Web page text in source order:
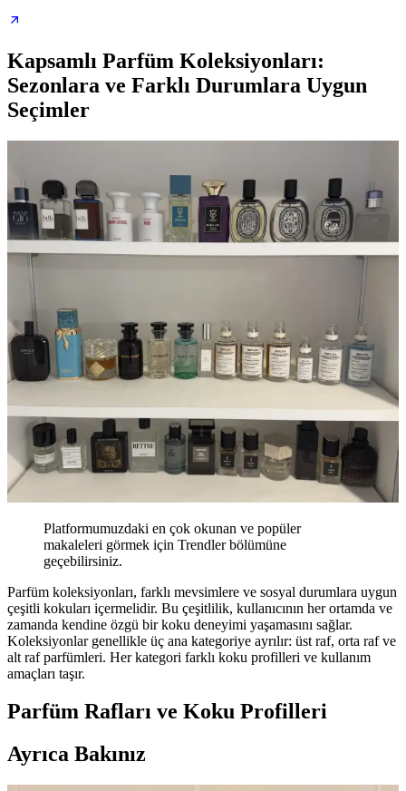
Kapsamlı Parfüm Koleksiyonları:
Sezonlara ve Farklı Durumlara Uygun
Seçimler
Platformumuzdaki en çok okunan ve popüler
makaleleri görmek için Trendler bölümüne
geçebilirsiniz.
Parfüm koleksiyonları, farklı mevsimlere ve sosyal durumlara uygun
çeşitli kokuları içermelidir. Bu çeşitlilik, kullanıcının her ortamda ve
zamanda kendine özgü bir koku deneyimi yaşamasını sağlar.
Koleksiyonlar genellikle üç ana kategoriye ayrılır: üst raf, orta raf ve
alt raf parfümleri. Her kategori farklı koku profilleri ve kullanım
amaçları taşır.
Parfüm Rafları ve Koku Profilleri
Ayrıca Bakınız